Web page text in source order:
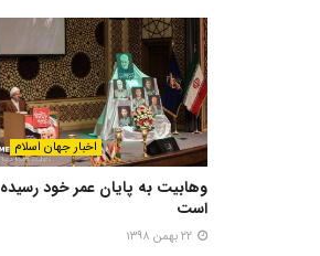
اخبار جهان اسلام
وهابیت به پایان عمر خود رسیده
است